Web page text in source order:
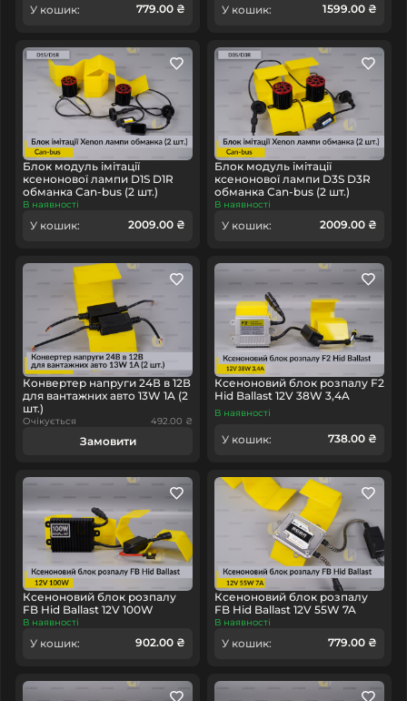
У кошик: 779.00 ₴ У кошик: 1599.00 ₴
Блок модуль імітації
ксенонової лампи D1S D1R
обманка Can-bus (2 шт.)
В наявності
У кошик: 2009.00 ₴
Блок модуль імітації
ксенонової лампи D3S D3R
обманка Can-bus (2 шт.)
В наявності
У кошик: 2009.00 ₴
Конвертер напруги 24В в 12В
для вантажних авто 13W 1A (2
шт.)
Очікується 492.00 ₴
Замовити
Ксеноновий блок розпалу F2
Hid Ballast 12V 38W 3,4A
В наявності
У кошик: 738.00 ₴
Ксеноновий блок розпалу
FB Hid Ballast 12V 100W
В наявності
У кошик: 902.00 ₴
Ксеноновий блок розпалу
FB Hid Ballast 12V 55W 7A
В наявності
У кошик: 779.00 ₴